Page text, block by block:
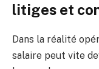
litiges et
Dans la réalité
salaire peut vite